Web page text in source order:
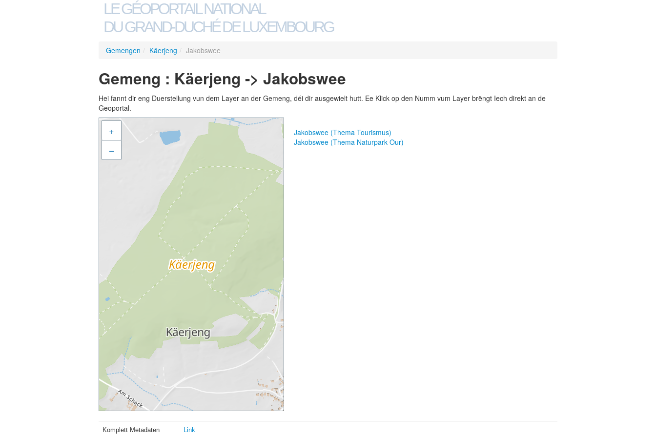
LE GÉOPORTAIL NATIONAL
DU GRAND-DUCHÉ DE LUXEMBOURG
Gemengen / Käerjeng / Jakobswee
Gemeng : Käerjeng -> Jakobswee
Hei fannt dir eng Duerstellung vun dem Layer an der Gemeng, déi dir ausgewielt hutt. Ee Klick op den Numm vum Layer brëngt Iech direkt an de
Geoportal.
+
–
Jakobswee (Thema Tourismus)
Jakobswee (Thema Naturpark Our)
Komplett Metadaten Link